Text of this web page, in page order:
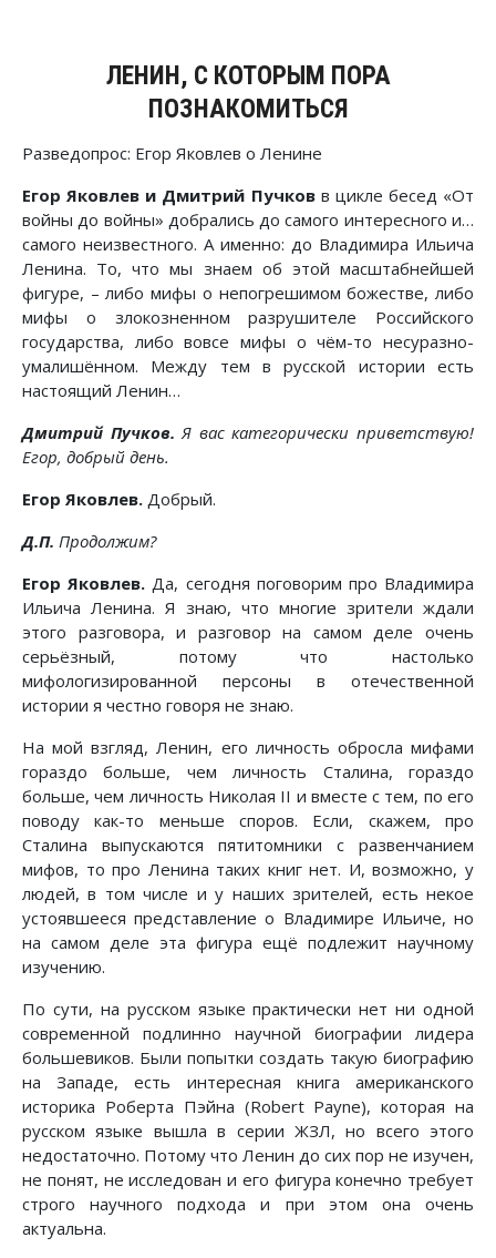
ЛЕНИН, С КОТОРЫМ ПОРА
ПОЗНАКОМИТЬСЯ
Разведопрос: Егор Яковлев о Ленине
Егор Яковлев и Дмитрий Пучковв цикле бесед «От
войны до войны» добрались до самого интересного и…
самого неизвестного. А именно: до Владимира Ильича
Ленина. То, что мы знаем об этой масштабнейшей
фигуре, – либо мифы о непогрешимом божестве, либо
мифы о злокозненном разрушителе Российского
государства, либо вовсе мифы о чём-то несуразно-
умалишённом. Между тем в русской истории есть
настоящий Ленин…
Дмитрий Пучков. Я вас категорически приветствую!
Егор, добрый день.
Егор Яковлев. Добрый.
Д.П. Продолжим?
Егор Яковлев. Да, сегодня поговорим про Владимира
Ильича Ленина. Я знаю, что многие зрители ждали
этого разговора, и разговор на самом деле очень
серьёзный, потому что настолько
мифологизированной персоны в отечественной
истории я честно говоря не знаю.
На мой взгляд, Ленин, его личность обросла мифами
гораздо больше, чем личность Сталина, гораздо
больше, чем личность Николая II и вместе с тем, по его
поводу как-то меньше споров. Если, скажем, про
Сталина выпускаются пятитомники с развенчанием
мифов, то про Ленина таких книг нет. И, возможно, у
людей, в том числе и у наших зрителей, есть некое
устоявшееся представление о Владимире Ильиче, но
на самом деле эта фигура ещё подлежит научному
изучению.
По сути, на русском языке практически нет ни одной
современной подлинно научной биографии лидера
большевиков. Были попытки создать такую биографию
на Западе, есть интересная книга американского
историка Роберта Пэйна (Robert Payne), которая на
русском языке вышла в серии ЖЗЛ, но всего этого
недостаточно. Потому что Ленин до сих пор не изучен,
не понят, не исследован и его фигура конечно требует
строго научного подхода и при этом она очень
актуальна.